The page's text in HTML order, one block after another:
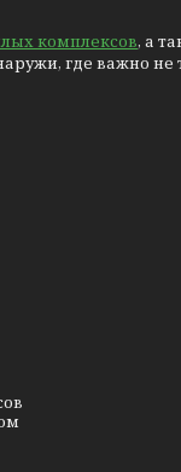
комплексов, а
где важно не